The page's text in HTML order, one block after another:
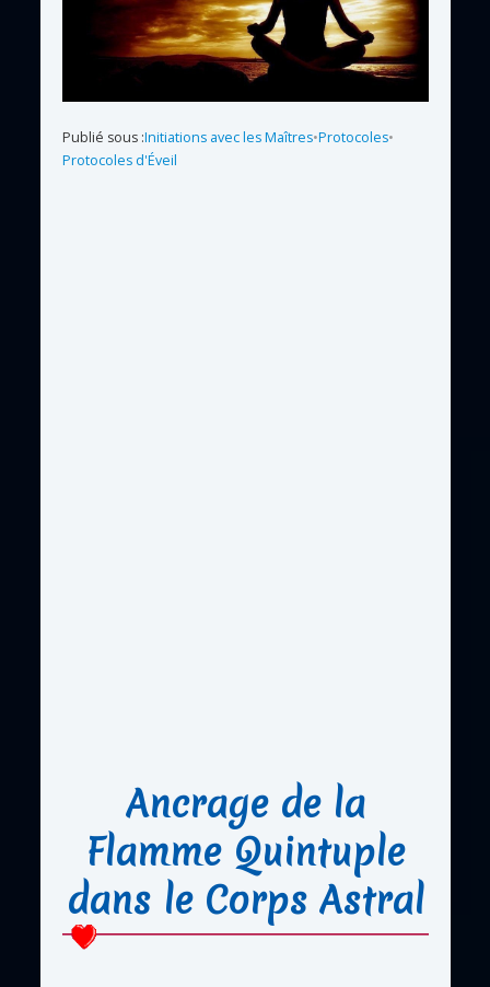
Publié sous :Initiations avec les Maîtres•Protocoles•
Protocoles d'Éveil
Ancrage de la
Flamme Quintuple
dans le Corps Astral